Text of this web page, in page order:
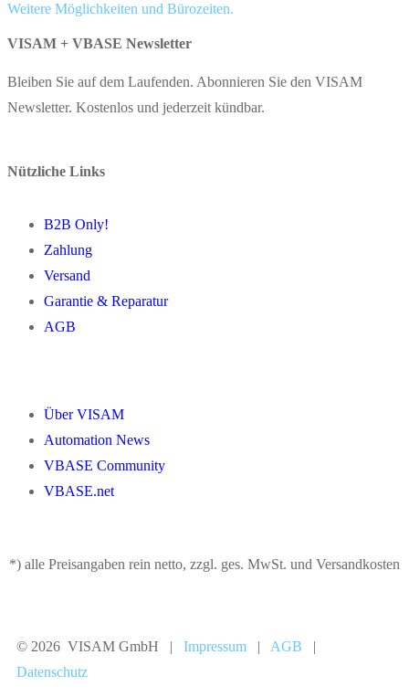
Weitere Möglichkeiten und Bürozeiten.
VISAM + VBASE Newsletter
Bleiben Sie auf dem Laufenden. Abonnieren Sie den VISAM
Newsletter. Kostenlos und jederzeit kündbar.
Nützliche Links
B2B Only!
Zahlung
Versand
Garantie & Reparatur
AGB
Über VISAM
Automation News
VBASE Community
VBASE.net
*) alle Preisangaben rein netto, zzgl. ges. MwSt. und Versandkosten
© 2026 VISAM GmbH | Impressum AGB
Datenschutz